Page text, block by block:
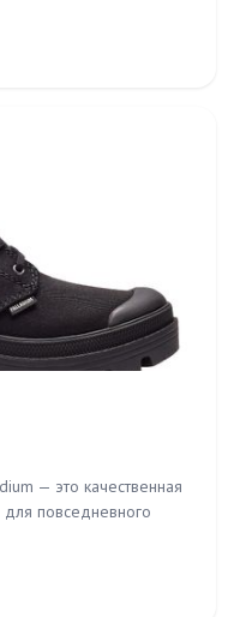
— это качественная
повседневного